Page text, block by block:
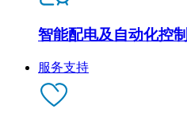
智能配电及自动化控制
服务支持